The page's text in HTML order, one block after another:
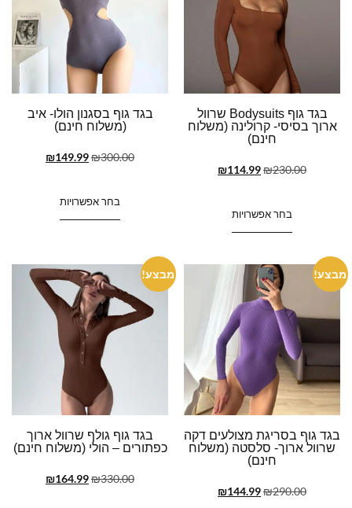
בגד גוף Bodysuits שרוול
ארוך בסיסי- קרולינה (משלוח
חינם)
₪230.00
₪114.99
בחר אפשרויות
בגד גוף בסגנון הולו- איב
(משלוח חינם)
₪300.00
₪149.99
בחר אפשרויות
מבצע!
בגד גוף בסריגת מצולעים דקה
שרוול ארוך- סלסטה (משלוח
חינם)
₪290.00
₪144.99
מבצע!
בגד גוף גולף שרוול ארוך
כפתורים – הולי (משלוח חינם)
₪330.00
₪164.99